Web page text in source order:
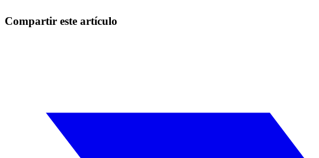
Compartir este artículo